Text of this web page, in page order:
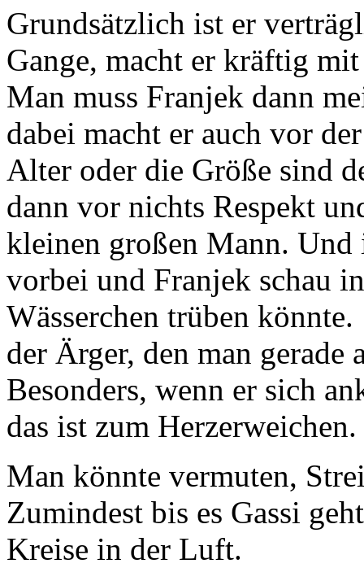
Grundsätzlich ist er
Gange, macht er kräftig
Man muss Franjek dann
dabei macht er auch vor
Alter oder die Größe sind
dann vor nichts Respekt
kleinen großen Mann. Und
vorbei und Franjek schau
Wässerchen trüben
der Ärger, den man gerade
Besonders, wenn er sich
das ist zum Herzerweichen.
Man könnte vermuten,
Zumindest bis es Gassi
Kreise in der Luft.